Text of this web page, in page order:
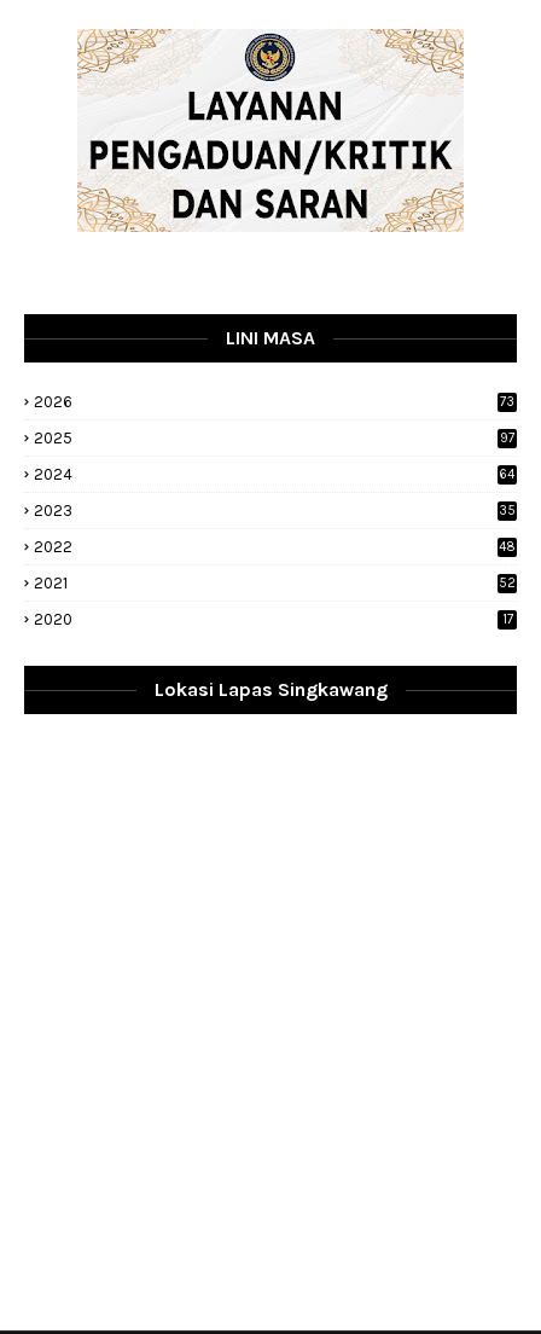
LINI MASA
2026 73
2025 97
2024 64
2023
35
2022
48
2021 52
2020 17
Lokasi Lapas Singkawang